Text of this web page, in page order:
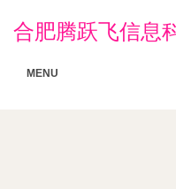
合肥腾跃飞信息
MENU